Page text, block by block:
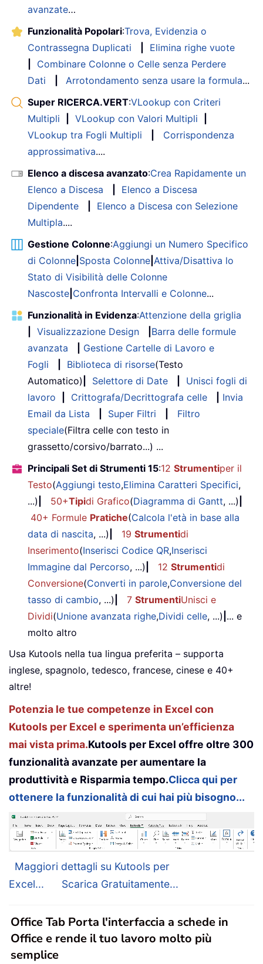
avanzate…
Funzionalità Popolari:Trova, Evidenzia o
Contrassegna Duplicati
Elimina righe vuote
Combinare Colonne o Celle senza Perdere
Dati
Arrotondamento senza usare la formula...
Super RICERCA.VERT:VLookup con Criteri
Multipli
VLookup con Valori Multipli
VLookup tra Fogli Multipli
Corrispondenza
approssimativa....
Elenco a discesa avanzato:Crea Rapidamente un
Elenco a Discesa
Elenco a Discesa
Dipendente
Elenco a Discesa con Selezione
Multipla....
Gestione Colonne:Aggiungi un Numero Specifico
di Colonne Sposta Colonne Attiva/Disattiva lo
Stato di Visibilità delle Colonne
Nascoste Confronta Intervalli e Colonne...
Funzionalità in Evidenza:Attenzione della griglia
Visualizzazione Design
Barra delle formule
avanzata
Gestione Cartelle di Lavoro e
Fogli
Biblioteca di risorse(Testo
Automatico)
Selettore di Date
Unisci fogli di
lavoro
Crittografa/Decrittografa celle
Invia
Email da Lista
Super Filtri
Filtro
speciale(Filtra celle con testo in
grassetto/corsivo/barrato...) ...
Principali Set di Strumenti 15:12 Strumentiper il
Testo(Aggiungi testo,Elimina Caratteri Specifici,
...)
50+Tipidi Grafico(Diagramma di Gantt, ...)
40+ Formule Pratiche(Calcola l'età in base alla
data di nascita, ...) 19 Strumentidi
Inserimento(Inserisci Codice QR,Inserisci
Immagine dal Percorso, ...) 12 Strumentidi
Conversione(Converti in parole,Conversione del
tasso di cambio, ...) 7 StrumentiUnisci e
Dividi(Unione avanzata righe,Dividi celle, ...) ... e
molto altro
Usa Kutools nella tua lingua preferita – supporta
inglese, spagnolo, tedesco, francese, cinese e 40+
altre!
Potenzia le tue competenze in Excel con
Kutools per Excel e sperimenta un’efficienza
mai vista prima.Kutools per Excel offre oltre 300
funzionalità avanzate per aumentare la
produttività e Risparmia tempo.Clicca qui per
ottenere la funzionalità di cui hai più bisogno...
Maggiori dettagli su Kutools per
Excel...
Scarica Gratuitamente...
Office Tab Porta l'interfaccia a schede in
Office e rende il tuo lavoro molto più
semplice